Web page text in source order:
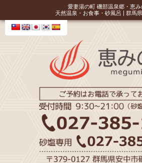
愛妻湯の町 磯部温泉郷・恵み
天然温泉・お食事・砂風呂 | 群馬